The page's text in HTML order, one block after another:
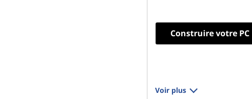
Construire votre PC
Voir plus